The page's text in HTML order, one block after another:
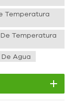
Temperatura
Temperatura
Agua